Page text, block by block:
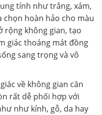
tính như trắng, xám,
chọn hoàn hảo cho màu
rộng không gian, tạo
giác thoáng mát đồng
sang trọng và vô
về không gian căn
rất dễ phối hợp với
như kính, gỗ, da hay